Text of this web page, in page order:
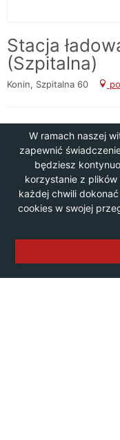
W ramach naszej
zapewnić
będziesz
korzystanie z plików
każdej chwili
cookies w swojej
Stacja
(Szpitalna)
Konin, Szpitalna 60